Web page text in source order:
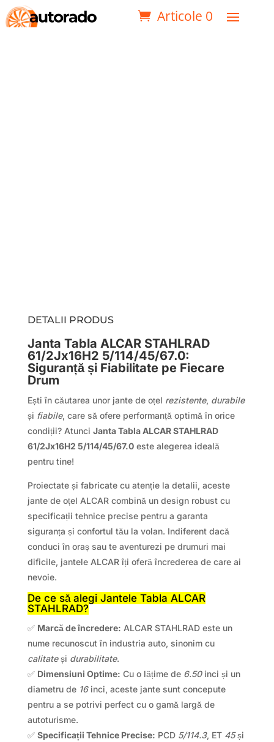
Articole 0
DETALII PRODUS
Janta Tabla ALCAR STAHLRAD
61/2Jx16H2 5/114/45/67.0:
Siguranță și Fiabilitate pe Fiecare
Drum
Ești în căutarea unor jante de oțel rezistente, durabile
și fiabile, care să ofere performanță optimă în orice
condiții? Atunci Janta Tabla ALCAR STAHLRAD
61/2Jx16H2 5/114/45/67.0este alegerea ideală
pentru tine!
Proiectate și fabricate cu atenție la detalii, aceste
jante de oțel ALCAR combină un design robust cu
specificații tehnice precise pentru a garanta
siguranța și confortul tău la volan. Indiferent dacă
conduci în oraș sau te aventurezi pe drumuri mai
dificile, jantele ALCAR îți oferă încrederea de care ai
nevoie.
De ce să alegi Jantele Tabla ALCAR
STAHLRAD?
✅ Marcă de încredere: ALCAR STAHLRAD este un
nume recunoscut în industria auto, sinonim cu
calitateși durabilitate.
✅ Dimensiuni Optime: Cu o lățime de 6.50inci și un
diametru de 16inci, aceste jante sunt concepute
pentru a se potrivi perfect cu o gamă largă de
autoturisme.
✅ Specificații Tehnice Precise: PCD 5/114.3, ET 45și